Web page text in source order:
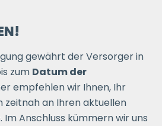
gewährt der Versorger in
zum Datum der
empfehlen wir Ihnen, Ihr
zeitnah an Ihren aktuellen
Anschluss kümmern wir uns